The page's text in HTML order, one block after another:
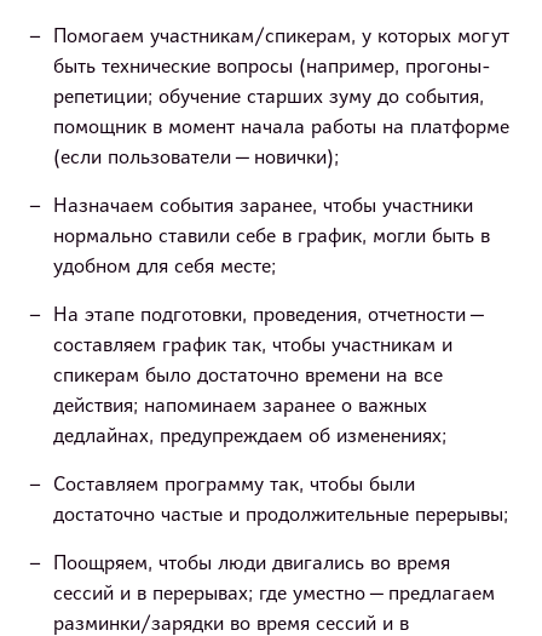
Помогаем участникам/спикерам, у которых могут
быть технические вопросы (например, прогоны-
репетиции; обучение старших зуму до события,
помощник в момент начала работы на платформе
(если пользователи — новички);
Назначаем события заранее, чтобы участники
нормально ставили себе в график, могли быть в
удобном для себя месте;
На этапе подготовки, проведения, отчетности —
составляем график так, чтобы участникам и
спикерам было достаточно времени на все
действия; напоминаем заранее о важных
дедлайнах, предупреждаем об изменениях;
Составляем программу так, чтобы были
достаточно частые и продолжительные перерывы;
Поощряем, чтобы люди двигались во время
сессий и в перерывах; где уместно — предлагаем
разминки/зарядки во время сессий и в